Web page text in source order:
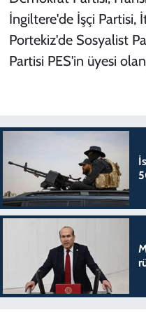
İngiltere'de İşçi Partisi,
Portekiz'de Sosyalist
Partisi PES'in üyesi